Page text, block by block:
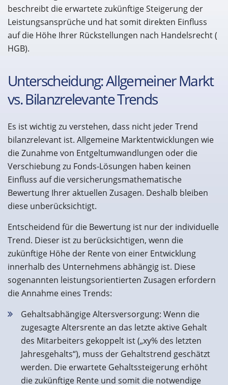
beschreibt die erwartete zukünftige Steigerung der
Leistungsansprüche und hat somit direkten Einfluss
auf die Höhe Ihrer Rückstellungen nach Handelsrecht (
HGB).
Unterscheidung: Allgemeiner Markt
vs. Bilanzrelevante Trends
Es ist wichtig zu verstehen, dass nicht jeder Trend
bilanzrelevant ist. Allgemeine Marktentwicklungen wie
die Zunahme von Entgeltumwandlungen oder die
Verschiebung zu Fonds-Lösungen haben keinen
Einfluss auf die versicherungsmathematische
Bewertung Ihrer aktuellen Zusagen. Deshalb bleiben
diese unberücksichtigt.
Entscheidend für die Bewertung ist nur der individuelle
Trend. Dieser ist zu berücksichtigen, wenn die
zukünftige Höhe der Rente von einer Entwicklung
innerhalb des Unternehmens abhängig ist. Diese
sogenannten leistungsorientierten Zusagen erfordern
die Annahme eines Trends:
Gehaltsabhängige Altersversorgung: Wenn die
zugesagte Altersrente an das letzte aktive Gehalt
des Mitarbeiters gekoppelt ist („xy% des letzten
Jahresgehalts“), muss der Gehaltstrend geschätzt
werden. Die erwartete Gehaltssteigerung erhöht
die zukünftige Rente und somit die notwendige